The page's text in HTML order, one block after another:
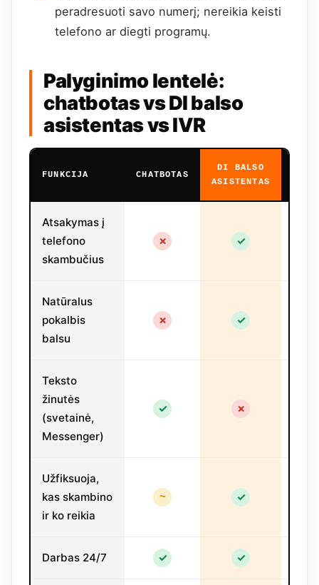
peradresuoti savo numerį; nereikia keisti
telefono ar diegti programų.
Palyginimo lentelė:
chatbotas vs DI balso
asistentas vs IVR
FUNKCIJA CHATBOTAS
DI BALSO
ASISTENTAS
Atsakymas į
telefono
skambučius
✗ ✓
Natūralus
pokalbis
balsu
✗ ✓
Teksto
žinutės
(svetainė,
Messenger)
✓ ✗
Užfiksuoja,
kas skambino
ir ko reikia
~ ✓
Darbas 24/7 ✓ ✓